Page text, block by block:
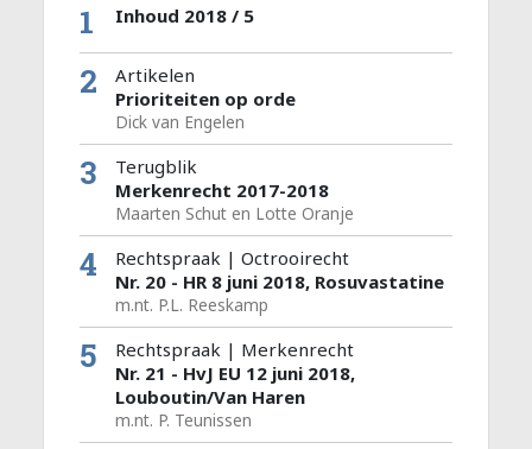
1 Inhoud 2018 / 5
2
Artikelen
Prioriteiten op orde
Dick van Engelen
3
Terugblik
Merkenrecht 2017-2018
Maarten Schut en Lotte Oranje
4
Rechtspraak | Octrooirecht
Nr. 20 - HR 8 juni 2018, Rosuvastatine
m.nt. P.L. Reeskamp
5
Rechtspraak | Merkenrecht
Nr. 21 - HvJ EU 12 juni 2018,
Louboutin/Van Haren
m.nt. P. Teunissen